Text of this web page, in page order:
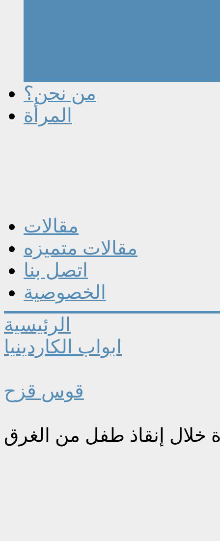
من نحن؟
المرأة
مقالات
مقالات متميزه
اتصل بنا
الخصوصية
الرئيسية
ابواب الكاردينيا
قوس قزح